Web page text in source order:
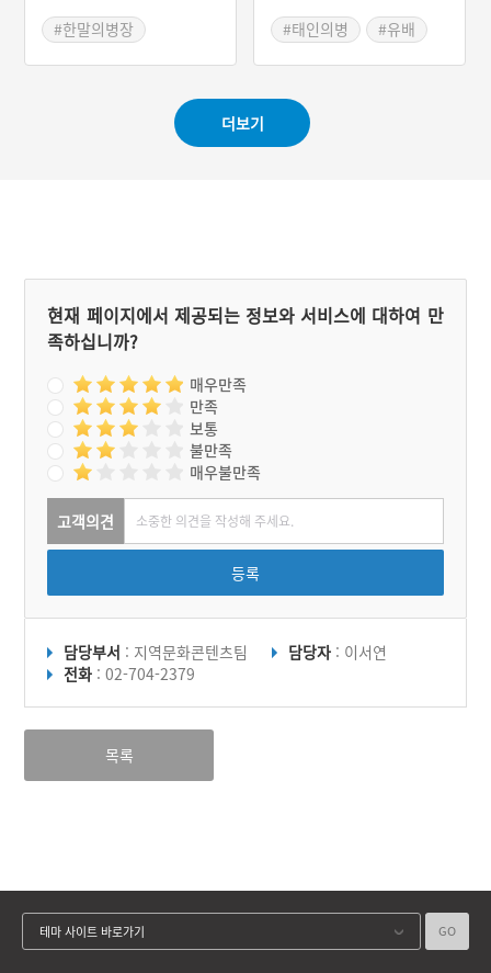
남원성을 습격해서 점령했
으나, 도망가는 일본군을 추
격하다가 총에 맞아 사망하
#한말의병장
의병을 일으켰다가 체포되
어 거문도에 유배되었다가
병사하였다.
#태인의병
#유배
#대한독립의군부
더보기
현재 페이지에서 제공되는 정보와 서비스에 대하여 만
족하십니까?
매우만족
만족
보통
불만족
매우불만족
고객의견
등록
담당부서 : 지역문화콘텐츠팀 담당자 : 이서연
전화 : 02-704-2379
목록
테마 사이트 바로가기 GO